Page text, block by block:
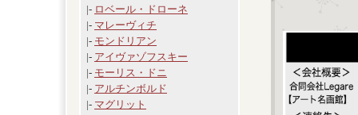
|- ロベール・ドローネ
|- マレーヴィチ
|- モンドリアン
|- アイヴァゾフスキー
|- モーリス・ドニ
|- アルチンボルド
|- マグリット